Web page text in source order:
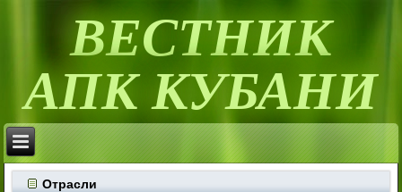
ВЕСТНИК
АПК КУБАНИ
Отрасли